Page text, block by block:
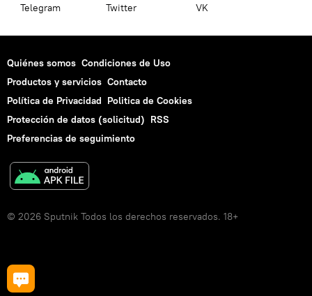
Telegram Twitter VK
Quiénes somos Condiciones de Uso
Productos y servicios Contacto
Política de Privacidad Politica de Cookies
Protección de datos (solicitud) RSS
Preferencias de seguimiento
© 2026 Sputnik Todos los derechos reservados. 18+